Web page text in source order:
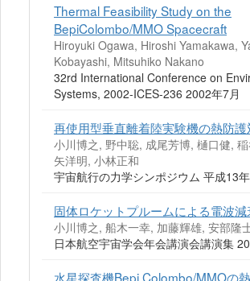
Thermal Feasibility Study on the
BepiColombo/MMO Spacecraft
Hiroyuki Ogawa, Hiroshi Yamakawa,
Kobayashi, Mitsuhiko Nakano
32rd International Conference on
Systems, 2002-ICES-236 2002年7月
再使用型垂直離着陸実験機の熱防
小川博之, 野中聡, 成尾芳博, 樋口健,
矢洋明, 小林正和
宇宙航行の力学シンポジウム 平成13
固体ロケットプルームによる電波減
小川博之, 船木一幸, 加藤輝雄, 安部隆
日本航空宇宙学会年会講演会講演集
水星探査機Bepi Colombo/MMOの